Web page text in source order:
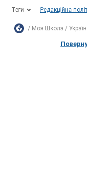
Теги Редакційна
Моя Школа